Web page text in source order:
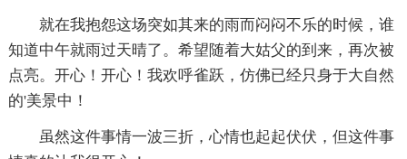
就在我抱怨这场突如其来的雨而闷闷不乐的时候，谁
知道中午就雨过天晴了。希望随着大姑父的到来，再次被
点亮。开心！开心！我欢呼雀跃，仿佛已经只身于大自然
的'美景中！
虽然这件事情一波三折，心情也起起伏伏，但这件事